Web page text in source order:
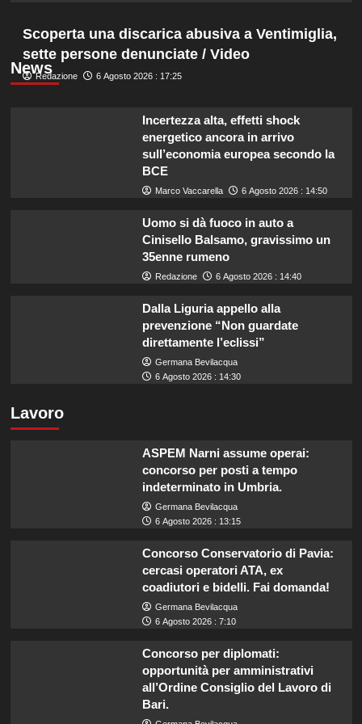
News
Scoperta una discarica abusiva a Ventimiglia,
sette persone denunciate / Video
Redazione 6 Agosto 2026 : 17:25
Incertezza alta, effetti shock
energetico ancora in arrivo
sull’economia europea secondo la
BCE
Marco Vaccarella 6 Agosto 2026 : 14:50
Uomo si dà fuoco in auto a
Cinisello Balsamo, gravissimo un
35enne rumeno
Redazione 6 Agosto 2026 : 14:40
Dalla Liguria appello alla
prevenzione “Non guardate
direttamente l’eclissi”
Germana Bevilacqua
6 Agosto 2026 : 14:30
Lavoro
ASPEM Narni assume operai:
concorso per posti a tempo
indeterminato in Umbria.
Germana Bevilacqua
6 Agosto 2026 : 13:15
Concorso Conservatorio di Pavia:
cercasi operatori ATA, ex
coadiutori e bidelli. Fai domanda!
Germana Bevilacqua
6 Agosto 2026 : 7:10
Concorso per diplomati:
opportunità per amministrativi
all’Ordine Consiglio del Lavoro di
Bari.